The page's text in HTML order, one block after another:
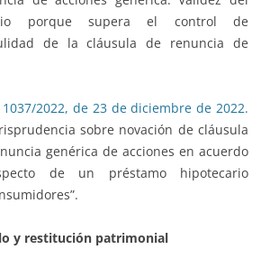
porque supera el control de
de la cláusula de renuncia de
1037/2022, de 23 de diciembre de 2022.
sobre novación de cláusula
genérica de acciones en acuerdo
de un préstamo hipotecario
y restitución patrimonial